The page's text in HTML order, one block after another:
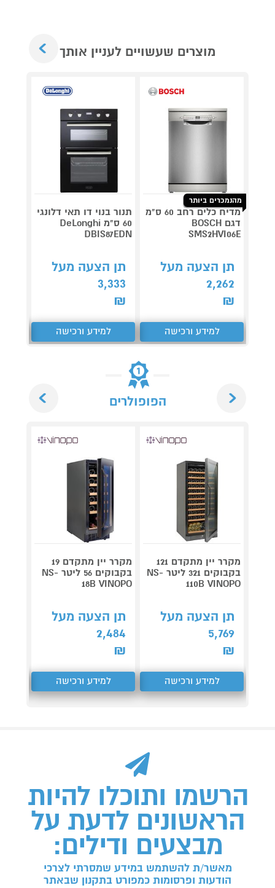
מוצרים שעשויים לעניין אותך
מהנמכרים ביותר
מדיח כלים רחב 60 ס"מ
דגם BOSCH
SMS2HVI06E
תן הצעה מעל
2,262
₪
למידע ורכישה
תנור בנוי דו תאי דלונגי
60 ס"מ DeLonghi
DBIS87EDN
תן הצעה מעל
3,333
₪
למידע ורכישה
הפופולרים
מקרר יין מתקדם 121
בקבוקים 321 ליטר NS-
110B VINOPO
תן הצעה מעל
5,769
₪
למידע ורכישה
מקרר יין מתקדם 19
בקבוקים 56 ליטר NS-
18B VINOPO
תן הצעה מעל
2,484
₪
למידע ורכישה
הרשמו ותוכלו להיות
הראשונים לדעת על
מבצעים ודילים:
מאשר/ת להשתמש במידע שמסרתי לצרכי
הודעות ופרסומות כמפורט בתקנון שבאתר